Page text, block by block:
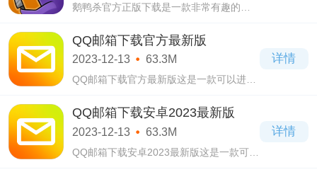
鹅鸭杀官方正版下载是一款非常有趣的休
人杀的玩法类似，都是在一个房间里面每
一个玩家的身份不一样。
QQ邮箱下载官方最新版
2023-12-13 63.3M
QQ邮箱下载官方最新版这是一款可以进行
新版在这款软件中，用户们不仅可以进行
添加多个账号的邮箱，而且里面还有专门
的邮件
详情
QQ邮箱下载安卓2023最新版
2023-12-13 63.3M
QQ邮箱下载安卓2023最新版这是一款可以
详情